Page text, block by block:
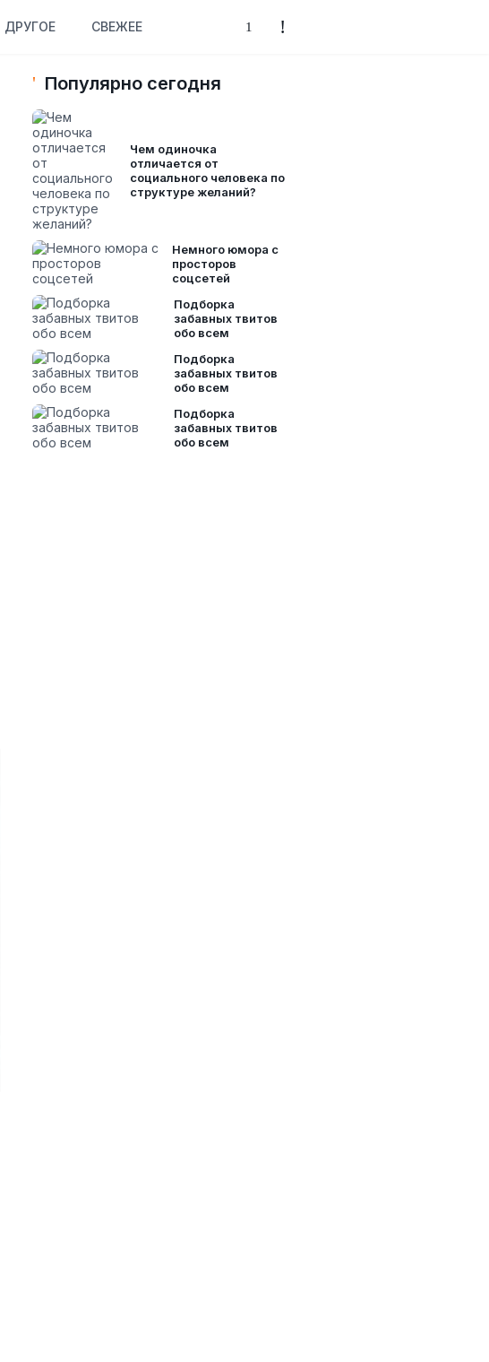
ДРУГОЕ СВЕЖЕЕ
Популярно сегодня
Чем одиночка
отличается от
социального человека по
структуре желаний?
Немного юмора с
просторов
соцсетей
Подборка
забавных твитов
обо всем
Подборка
забавных твитов
обо всем
Подборка
забавных твитов
обо всем